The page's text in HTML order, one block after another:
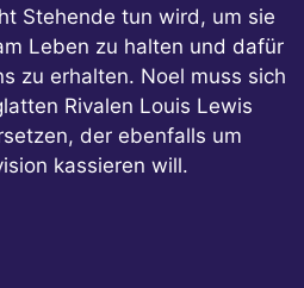
Stehende tun wird, um sie
Leben zu halten und dafür
zu erhalten. Noel muss sich
Rivalen Louis Lewis
der ebenfalls um
kassieren will.